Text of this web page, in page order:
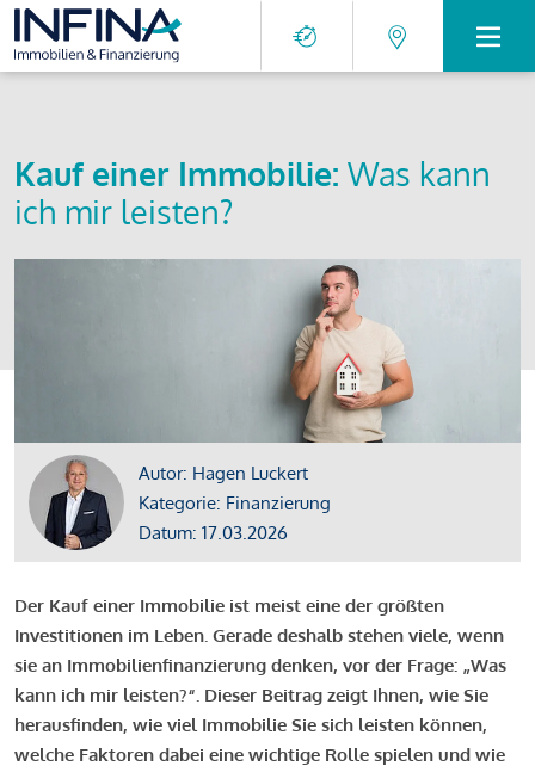
Kauf einer Immobilie: Was kann
ich mir leisten?
Autor: Hagen Luckert
Kategorie: Finanzierung
Datum: 17.03.2026
Der Kauf einer Immobilie ist meist eine der größten
Investitionen im Leben. Gerade deshalb stehen viele, wenn
sie an Immobilienfinanzierung denken, vor der Frage: „Was
kann ich mir leisten?“. Dieser Beitrag zeigt Ihnen, wie Sie
herausfinden, wie viel Immobilie Sie sich leisten können,
welche Faktoren dabei eine wichtige Rolle spielen und wie